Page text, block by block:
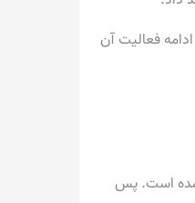
فعالیت آن
شده است. پس